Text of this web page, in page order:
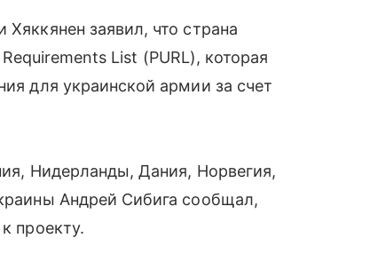
заявил, что страна
List (PURL), которая
для украинской армии за счет
Нидерланды, Дания, Норвегия,
Андрей Сибига сообщал,
проекту.